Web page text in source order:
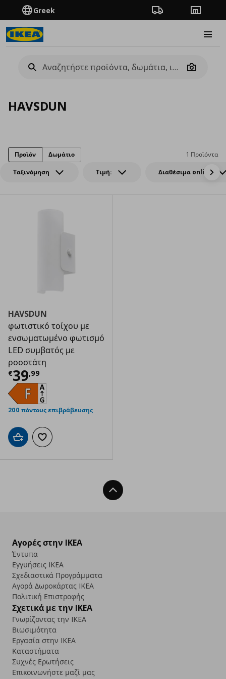
Greek Πορεία παραγγελίας
Camera
HAVSDUN
Ταξινόμηση Τιμή: Διαθέσιμα online
1 Προϊόντα
Προϊόν Δωμάτιο
HAVSDUN
φωτιστικό τοίχου με
ενσωματωμένο φωτισμό
LED συμβατός με
ροοστάτη
€39,99
Τρέχουσα τιμή
200 πόντους επιβράβευσης
Προσθήκη στο καλάθι
Προσθήκη στα αγαπημένα
Back To Top
Αγορές στην IKEA
Έντυπα
Εγγυήσεις IKEA
Σχεδιαστικά Προγράμματα
Αγορά Δωρoκάρτας IKEA
Πολιτική Επιστροφής
Σχετικά με την IKEA
Γνωρίζοντας την IKEA
Βιωσιμότητα
Εργασία στην IKEA
Καταστήματα
Συχνές Ερωτήσεις
Επικοινωνήστε μαζί μας